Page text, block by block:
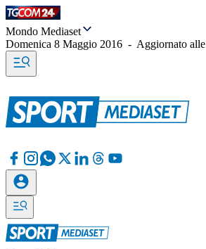
Mondo Mediaset
Domenica 8 Maggio 2016 - Aggiornato alle